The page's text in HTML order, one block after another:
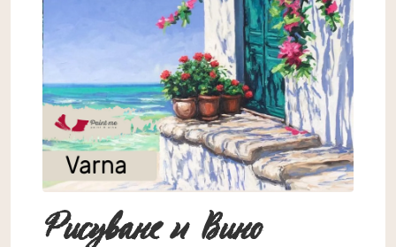
Рисуване и Вино